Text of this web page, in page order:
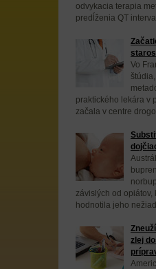
odvykacia terapia
predĺženia QT
Vo
praktického lekára v
začala v centre
závislých od
hodnotila jeho
zlej